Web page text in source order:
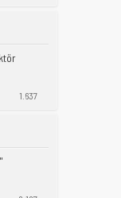
1.637